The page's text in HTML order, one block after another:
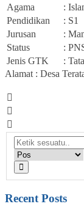
Agama
:
Pendidikan
: S1
Jurusan
:
Status
:
Jenis GTK
:
Alamat : Desa
Recent Posts